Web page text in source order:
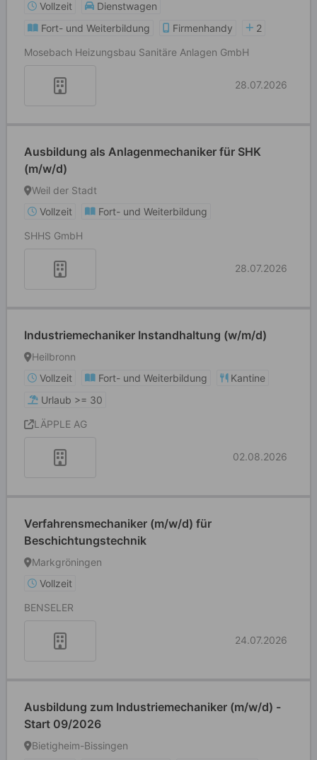
Vollzeit
Dienstwagen
Fort- und Weiterbildung
Firmenhandy
2
Mosebach Heizungsbau Sanitäre Anlagen GmbH
28.07.2026
Ausbildung als Anlagenmechaniker für SHK
(m/w/d)
Weil der Stadt
Vollzeit
Fort- und Weiterbildung
SHHS GmbH
28.07.2026
Industriemechaniker Instandhaltung (w/m/d)
Heilbronn
Vollzeit
Fort- und Weiterbildung
Kantine
Urlaub >= 30
LÄPPLE AG
02.08.2026
Verfahrensmechaniker (m/w/d) für
Beschichtungstechnik
Markgröningen
Vollzeit
BENSELER
24.07.2026
Ausbildung zum Industriemechaniker (m/w/d) -
Start 09/2026
Bietigheim-Bissingen